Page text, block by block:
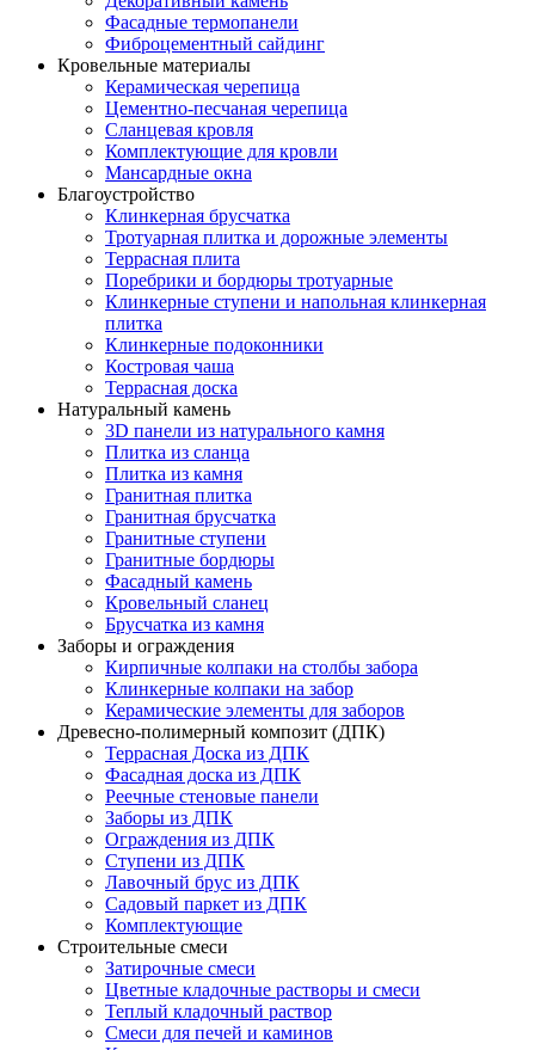
Фасадные термопанели
Фиброцементный сайдинг
Кровельные материалы
Керамическая черепица
Цементно-песчаная черепица
Сланцевая кровля
Комплектующие для кровли
Мансардные окна
Благоустройство
Клинкерная брусчатка
Тротуарная плитка и дорожные элементы
Террасная плита
Поребрики и бордюры тротуарные
Клинкерные ступени и напольная клинкерная
плитка
Клинкерные подоконники
Костровая чаша
Террасная доска
Натуральный камень
3D панели из натурального камня
Плитка из сланца
Плитка из камня
Гранитная плитка
Гранитная брусчатка
Гранитные ступени
Гранитные бордюры
Фасадный камень
Кровельный сланец
Брусчатка из камня
Заборы и ограждения
Кирпичные колпаки на столбы забора
Клинкерные колпаки на забор
Керамические элементы для заборов
Древесно-полимерный композит (ДПК)
Террасная Доска из ДПК
Фасадная доска из ДПК
Реечные стеновые панели
Заборы из ДПК
Ограждения из ДПК
Ступени из ДПК
Лавочный брус из ДПК
Садовый паркет из ДПК
Комплектующие
Строительные смеси
Затирочные смеси
Цветные кладочные растворы и смеси
Теплый кладочный раствор
Смеси для печей и каминов